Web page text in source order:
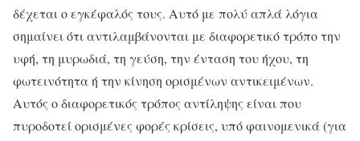
δέχεται ο εγκέφαλός τους. Αυτό με πολύ απλά λόγια
σημαίνει ότι αντιλαμβάνονται με διαφορετικό τρόπο την
υφή, τη μυρωδιά, τη γεύση, την ένταση του ήχου, τη
φωτεινότητα ή την κίνηση ορισμένων αντικειμένων.
Αυτός ο διαφορετικός τρόπος αντίληψης είναι που
πυροδοτεί ορισμένες φορές κρίσεις, υπό φαινομενικά (για